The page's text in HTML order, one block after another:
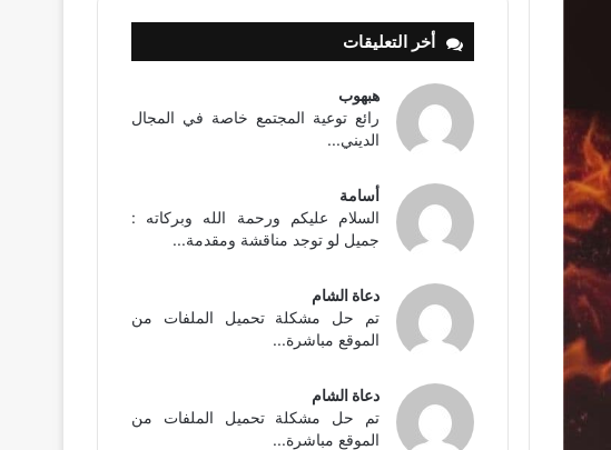
أخر التعليقات
هبهوب
رائع توعية المجتمع خاصة في المجال
الديني...
أسامة
السلام عليكم ورحمة الله وبركاته :
جميل لو توجد مناقشة ومقدمة...
دعاة الشام
تم حل مشكلة تحميل الملفات من
الموقع مباشرة...
دعاة الشام
تم حل مشكلة تحميل الملفات من
الموقع مباشرة...